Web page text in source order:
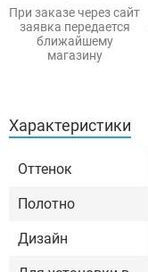
При заказе через сайт
заявка передается
ближайшему
магазину
Характеристики
Оттенок
Полотно
Дизайн